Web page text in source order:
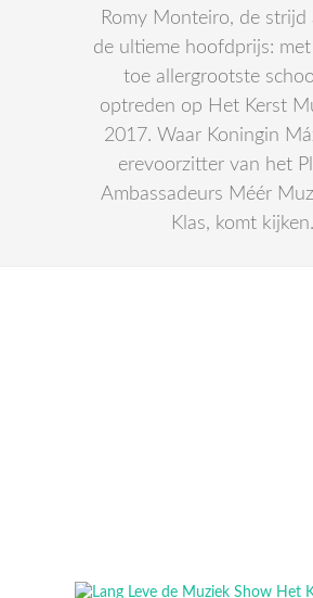
Romy Monteiro, de strijd
de ultieme hoofdprijs:
toe allergrootste
optreden op Het Kerst
2017. Waar Koningin
erevoorzitter van het
Ambassadeurs Méér
Klas, komt kijken.